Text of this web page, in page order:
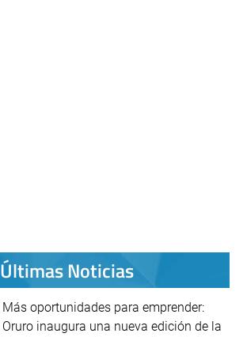
Últimas Noticias
Más oportunidades para emprender:
Oruro inaugura una nueva edición de la